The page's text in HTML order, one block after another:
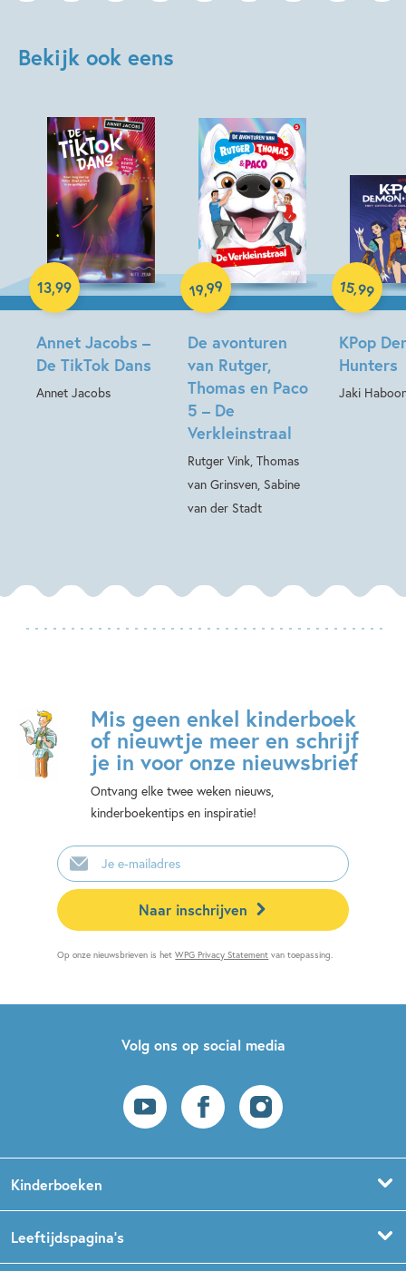
Bekijk ook eens
Annet Jacobs –
De TikTok Dans
Annet Jacobs
13,99
Hardcover
De avonturen
van Rutger,
Thomas en Paco
5 – De
Verkleinstraal
Rutger Vink, Thomas
van Grinsven, Sabine
van der Stadt
19,99
Hardcover
KPop
Hunters
Jaki
15,99
Paperback
Mis geen enkel kinderboek
of nieuwtje meer en schrijf
je in voor onze nieuwsbrief
Ontvang elke twee weken nieuws,
kinderboekentips en inspiratie!
E-
mailadres
Naar inschrijven
Op onze nieuwsbrieven is hetWPG Privacy Statement van toepassing.
Volg ons op social media
Kinderboeken
Prentenboeken
Leeftijdspagina’s